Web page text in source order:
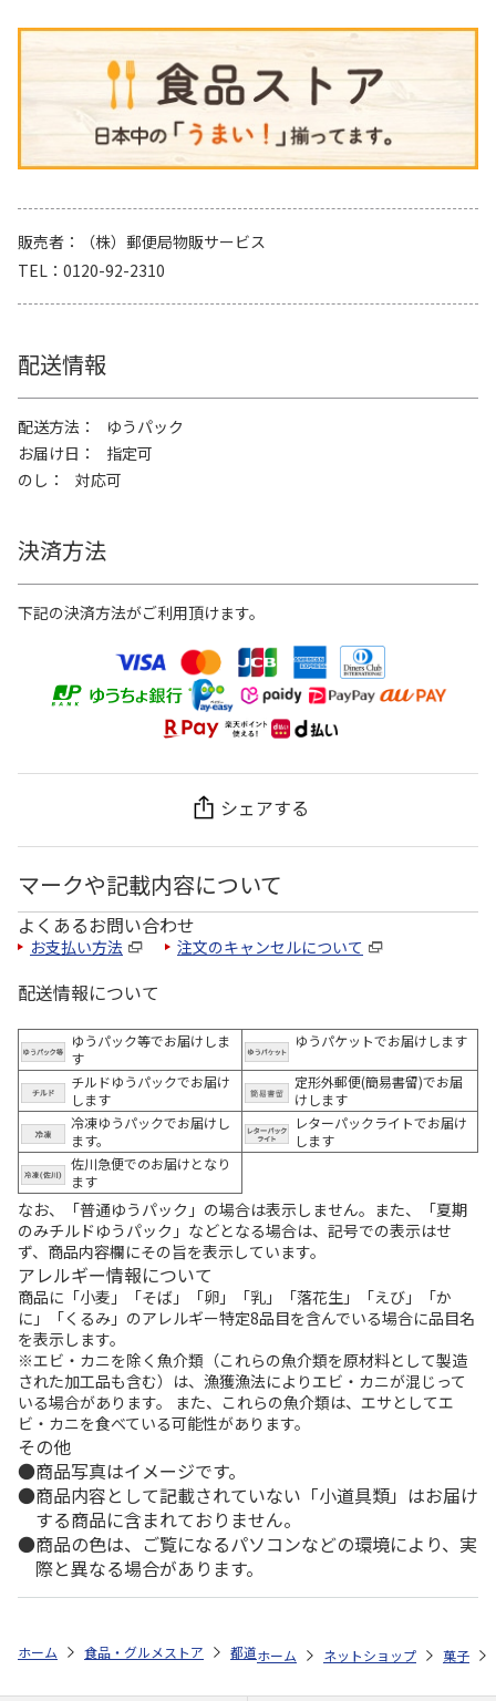
販売者
（株）郵便局物販サービス
TEL
0120-92-2310
配送情報
配送方法
ゆうパック
お届け日
指定可
のし
対応可
決済方法
下記の決済方法がご利用頂けます。
シェアする
マークや記載内容について
よくあるお問い合わせ
お支払い方法 注文のキャンセルについて
配送情報について
ゆうパック等でお届けしま
す
ゆうパケットでお届けします
チルドゆうパックでお届け
します
定形外郵便(簡易書留)でお届
けします
冷凍ゆうパックでお届けし
ます。
レターパックライトでお届け
します
佐川急便でのお届けとなり
ます
なお、「普通ゆうパック」の場合は表示しません。また、「夏期
のみチルドゆうパック」などとなる場合は、記号での表示はせ
ず、商品内容欄にその旨を表示しています。
アレルギー情報について
商品に「小麦」「そば」「卵」「乳」「落花生」「えび」「か
に」「くるみ」のアレルギー特定8品目を含んでいる場合に品目名
を表示します。
※エビ・カニを除く魚介類（これらの魚介類を原材料として製造
された加工品も含む）は、漁獲漁法によりエビ・カニが混じって
いる場合があります。 また、これらの魚介類は、エサとしてエ
ビ・カニを食べている可能性があります。
その他
商品写真はイメージです。
商品内容として記載されていない「小道具類」はお届け
する商品に含まれておりません。
商品の色は、ご覧になるパソコンなどの環境により、実
際と異なる場合があります。
ホーム 食品・グルメストア 都道府県から探す 長崎県 和三盆糖
ホーム ネットショップ 菓子